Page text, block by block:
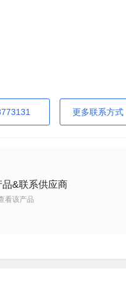
更多联系方式
&联系供应商
看该产品